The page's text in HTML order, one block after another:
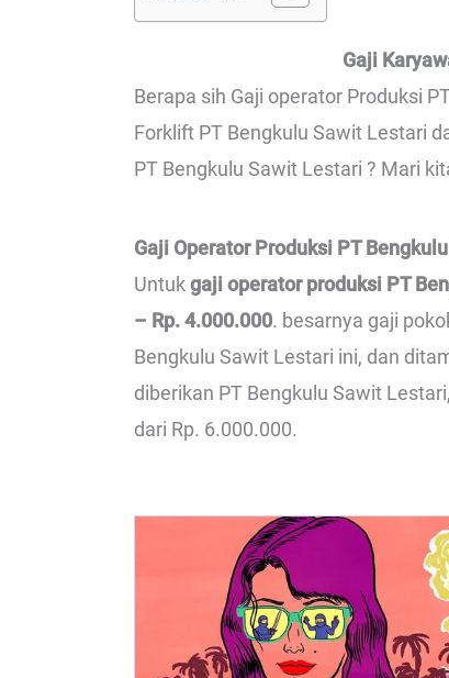
Gaji
Berapa sih Gaji operator Produksi
Forklift PT Bengkulu Sawit Lestari
PT Bengkulu Sawit Lestari ? Mari
Gaji Operator Produksi PT
Untukgaji operator produksi PT
– Rp. 4.000.000. besarnya gaji
Bengkulu Sawit Lestari ini, dan
diberikan PT Bengkulu Sawit
dari Rp. 6.000.000.